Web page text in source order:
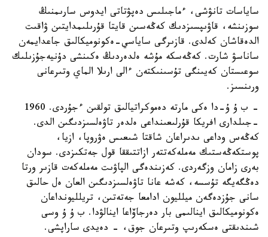
ساياسات تانۋشى، ءماجىلىس دەپۋتاتى ايدوس سارىمنىڭ
سوزىنشە، قاۋىپسىزدىك كەڭەسىن قايتا قۇرىلىمدايتىن ۋاقىت
الدەقاشان كەلدى. قازىرگى ساياسي-ەكونوميكالىق جاعدايمەن
ساناسۋ شارت. كەڭەسكە مۇشە ەلدەردىڭ ەكىنشى دۇنيەجۇزىلىك
سوعىستان كەيىنگى تۇسىنىكتەن ءالى ارىلا الماي وتىرعانى
ورىنسىز.
- ب ۇ ۇ-دا ەكى مارتە دەموكراتيالىق تولقىن ءجۇردى. 1960
-جىلدارى افريكا قۇرلىعىنداعى ەلدەر تاۋەلسىزدىگىن الدى.
كەڭەس وداعى ىدىراعان شاقتا شىعىس ەۋروپا، ازيا،
پوستكەڭەستىك مەملەكەتتەر ازاتتىققا قول جەتكىزدى. سودان
بەرى زامان وزگەردى. كەزىندەگى الپاۋىت مەملەكەت قازىر ورتا
دەڭگەيگە تۇسسە، كەشە عانا تاۋەلسىزدىگىن العان ەل حالىق
سانى جۇزدەگەن ميلليون ادامعا جەتەتىن، تريلليونداعان
ەكونوميكالىق اينالىمى بار دەرجاۆاعا اينالۋدا. ب ۇ ۇ وسى
شىندىقتى ەسكەرىپ وتىرعان جوق، - دەيدى ساراپشى.